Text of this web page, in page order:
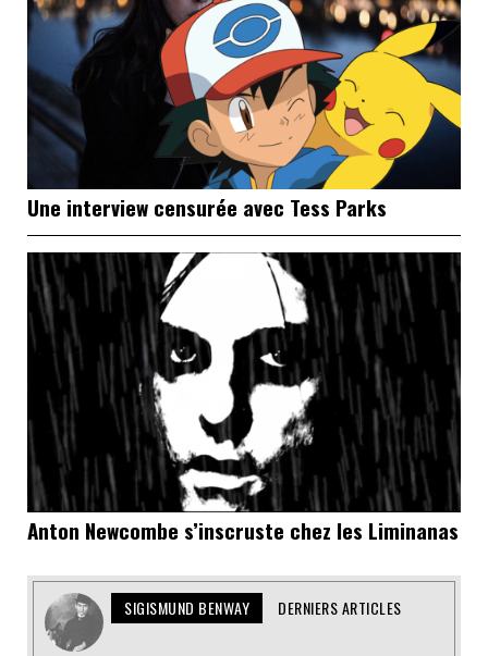
Une interview censurée avec Tess Parks
Anton Newcombe s’inscruste chez les Liminanas
SIGISMUND BENWAY DERNIERS ARTICLES